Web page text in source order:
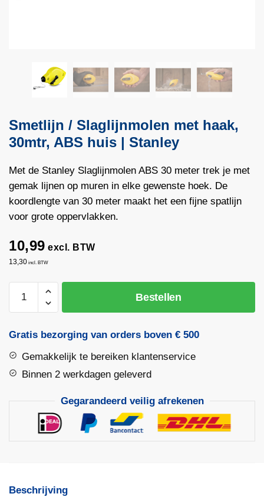
Smetlijn / Slaglijnmolen met haak,
30mtr, ABS huis | Stanley
Met de Stanley Slaglijnmolen ABS 30 meter trek je met
gemak lijnen op muren in elke gewenste hoek. De
koordlengte van 30 meter maakt het een fijne spatlijn
voor grote oppervlakken.
10,99 excl. BTW
13,30 incl. BTW
met
30mtr,
ABS
Bestellen
Gratis bezorging van orders boven € 500
Gemakkelijk te bereiken klantenservice
Binnen 2 werkdagen geleverd
Gegarandeerd veilig afrekenen
Beschrijving